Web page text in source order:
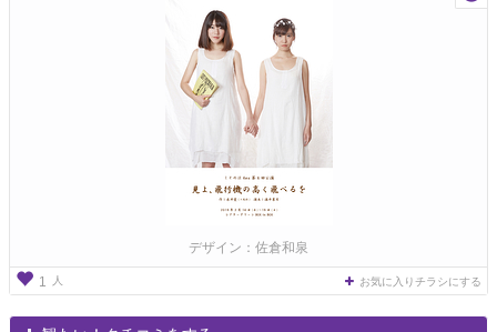
デザイン：佐倉和泉
1 人 お気に入りチラシにする